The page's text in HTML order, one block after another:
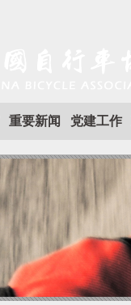
重要新闻 党建工作